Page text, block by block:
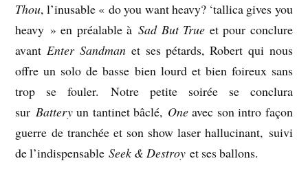
Thou, l’inusable « do you want heavy? ‘tallica gives you
heavy » en préalable à Sad But True et pour conclure
avantEnter Sandmanet ses pétards, Robert qui nous
offre un solo de basse bien lourd et bien foireux sans
trop se fouler. Notre petite soirée se conclura
sur Batteryun tantinet bâclé, Oneavec son intro façon
guerre de tranchée et son show laser hallucinant, suivi
de l’indispensableSeek & Destroy et ses ballons.